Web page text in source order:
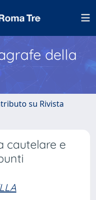
della
su Rivista
cautelare e